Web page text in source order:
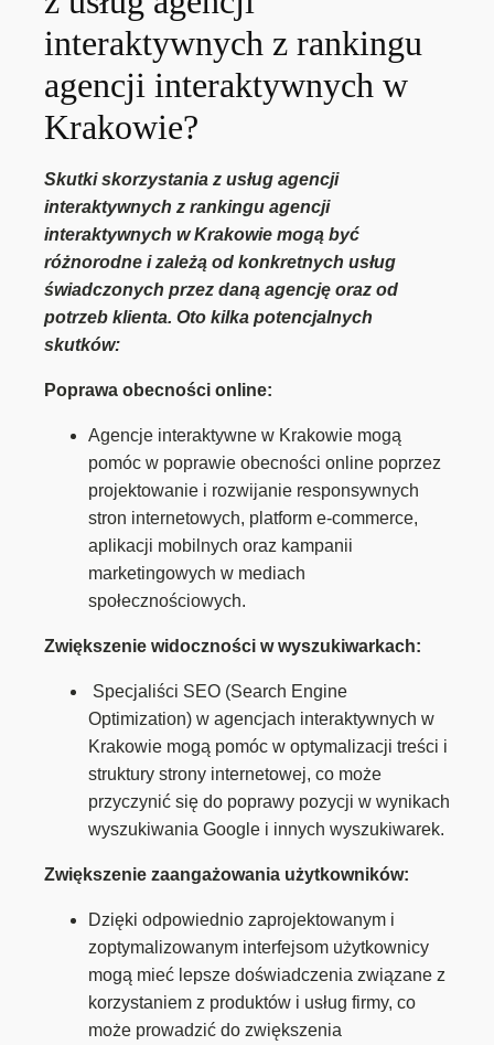
interaktywnych z rankingu
agencji interaktywnych w
Krakowie?
Skutki skorzystania z usług agencji
interaktywnych z rankingu agencji
interaktywnych w Krakowie mogą być
różnorodne i zależą od konkretnych usług
świadczonych przez daną agencję oraz od
potrzeb klienta. Oto kilka potencjalnych
skutków:
Poprawa obecności online:
Agencje interaktywne w Krakowie mogą
pomóc w poprawie obecności online poprzez
projektowanie i rozwijanie responsywnych
stron internetowych, platform e-commerce,
aplikacji mobilnych oraz kampanii
marketingowych w mediach
społecznościowych.
Zwiększenie widoczności w wyszukiwarkach:
Specjaliści SEO (Search Engine
Optimization) w agencjach interaktywnych w
Krakowie mogą pomóc w optymalizacji treści i
struktury strony internetowej, co może
przyczynić się do poprawy pozycji w wynikach
wyszukiwania Google i innych wyszukiwarek.
Zwiększenie zaangażowania użytkowników:
Dzięki odpowiednio zaprojektowanym i
zoptymalizowanym interfejsom użytkownicy
mogą mieć lepsze doświadczenia związane z
korzystaniem z produktów i usług firmy, co
może prowadzić do zwiększenia